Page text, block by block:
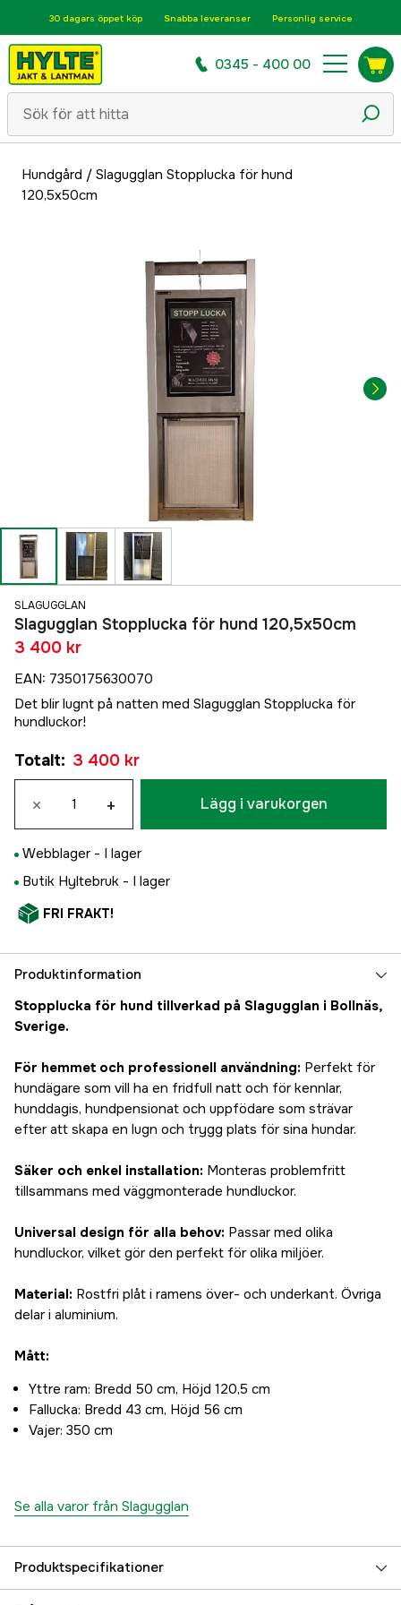
30 dagars öppet köp Snabba leveranser Personlig service
0345 - 400 00
Hundgård / Slagugglan Stopplucka för hund
120,5x50cm
SLAGUGGLAN
Slagugglan Stopplucka för hund 120,5x50cm
3 400 kr
EAN: 7350175630070
Det blir lugnt på natten med Slagugglan Stopplucka för
hundluckor!
Totalt: 3 400 kr
× + Lägg i varukorgen
Webblager - I lager
Butik Hyltebruk - I lager
FRI FRAKT!
Produktinformation
Stopplucka för hund tillverkad på Slagugglan i Bollnäs,
Sverige.
För hemmet och professionell användning: Perfekt för
hundägare som vill ha en fridfull natt och för kennlar,
hunddagis, hundpensionat och uppfödare som strävar
efter att skapa en lugn och trygg plats för sina hundar.
Säker och enkel installation: Monteras problemfritt
tillsammans med väggmonterade hundluckor.
Universal design för alla behov: Passar med olika
hundluckor, vilket gör den perfekt för olika miljöer.
Material: Rostfri plåt i ramens över- och underkant. Övriga
delar i aluminium.
Mått:
Yttre ram: Bredd 50 cm, Höjd 120,5 cm
Fallucka: Bredd 43 cm, Höjd 56 cm
Vajer: 350 cm
Se alla varor från Slagugglan
Produktspecifikationer